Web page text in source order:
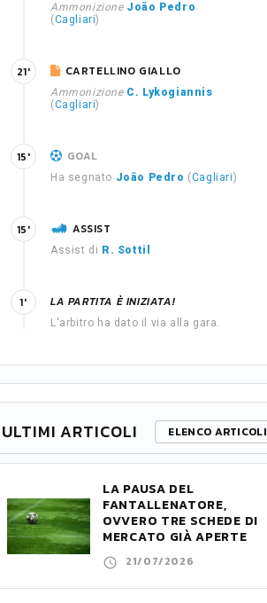
Ammonizione João Pedro
(Cagliari)
CARTELLINO GIALLO
Ammonizione C. Lykogiannis
(Cagliari)
21'
GOAL
Ha segnato João Pedro (Cagliari)
15'
ASSIST
Assist di R. Sottil
15'
LA PARTITA È INIZIATA!
L'arbitro ha dato il via alla gara.
1'
ULTIMI ARTICOLI ELENCO ARTICOLI
LA PAUSA DEL
FANTALLENATORE,
OVVERO TRE SCHEDE DI
MERCATO GIÀ APERTE
21/07/2026